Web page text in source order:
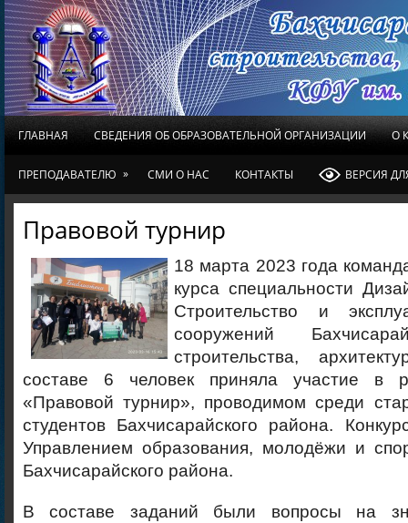
ГЛАВНАЯ СВЕДЕНИЯ ОБ ОБРАЗОВАТЕЛЬНОЙ ОРГАНИЗАЦИИ О
ПРЕПОДАВАТЕЛЮ » СМИ О НАС КОНТАКТЫ ВЕРСИЯ
Правовой турнир
18 марта 2023 года
курса специальности
Строительство и
сооружений
строительства,
составе 6 человек приняла участие в
«Правовой турнир», проводимом среди
студентов Бахчисарайского района.
Управлением образования, молодёжи и
Бахчисарайского района.
В составе заданий были вопросы на